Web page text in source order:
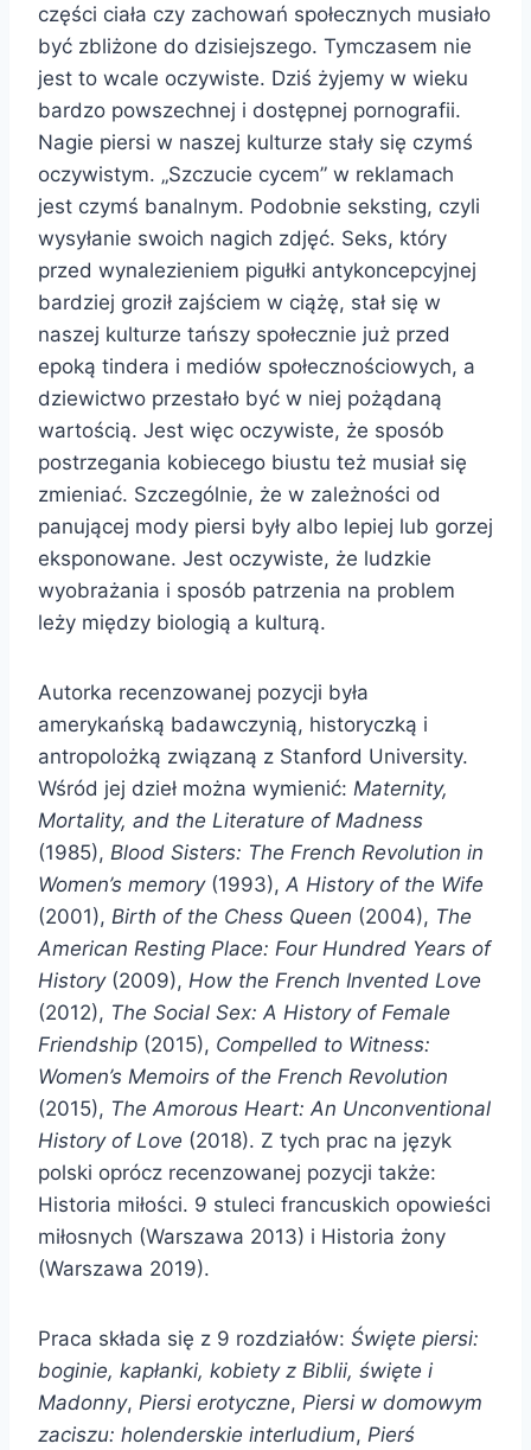
części ciała czy zachowań społecznych musiało
być zbliżone do dzisiejszego. Tymczasem nie
jest to wcale oczywiste. Dziś żyjemy w wieku
bardzo powszechnej i dostępnej pornografii.
Nagie piersi w naszej kulturze stały się czymś
oczywistym. „Szczucie cycem” w reklamach
jest czymś banalnym. Podobnie seksting, czyli
wysyłanie swoich nagich zdjęć. Seks, który
przed wynalezieniem pigułki antykoncepcyjnej
bardziej groził zajściem w ciążę, stał się w
naszej kulturze tańszy społecznie już przed
epoką tindera i mediów społecznościowych, a
dziewictwo przestało być w niej pożądaną
wartością. Jest więc oczywiste, że sposób
postrzegania kobiecego biustu też musiał się
zmieniać. Szczególnie, że w zależności od
panującej mody piersi były albo lepiej lub gorzej
eksponowane. Jest oczywiste, że ludzkie
wyobrażania i sposób patrzenia na problem
leży między biologią a kulturą.
Autorka recenzowanej pozycji była
amerykańską badawczynią, historyczką i
antropolożką związaną z Stanford University.
Wśród jej dzieł można wymienić: Maternity,
Mortality, and the Literature of Madness
(1985), Blood Sisters: The French Revolution in
Women’s memory(1993), A History of the Wife
(2001), Birth of the Chess Queen (2004), The
American Resting Place: Four Hundred Years of
History(2009), How the French Invented Love
(2012), The Social Sex: A History of Female
Friendship (2015), Compelled to Witness:
Women’s Memoirs of the French Revolution
(2015), The Amorous Heart: An Unconventional
History of Love (2018). Z tych prac na język
polski oprócz recenzowanej pozycji także:
Historia miłości. 9 stuleci francuskich opowieści
miłosnych (Warszawa 2013) i Historia żony
(Warszawa 2019).
Praca składa się z 9 rozdziałów: Święte piersi:
boginie, kapłanki, kobiety z Biblii, święte i
Madonny, Piersi erotyczne, Piersi w domowym
zaciszu: holenderskie interludium, Pierś